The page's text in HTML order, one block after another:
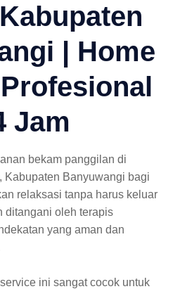
| Home
Jam
bekam panggilan di
Kabupaten Banyuwangi bagi
relaksasi tanpa harus keluar
ditangani oleh terapis
yang aman dan
ini sangat cocok untuk